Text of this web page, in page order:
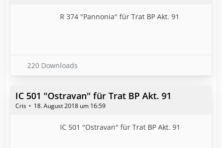
R 374 "Pannonia" für Trat BP Akt. 91
220 Downloads
IC 501 "Ostravan" für Trat BP Akt. 91
Cris 18. August 2018 um 16:59
IC 501 "Ostravan" für Trat BP Akt. 91